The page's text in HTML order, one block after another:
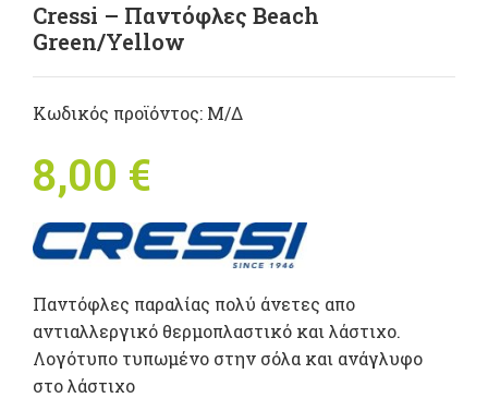
Cressi – Παντόφλες Beach
Green/Yellow
Κωδικός προϊόντος: Μ/Δ
8,00 €
Παντόφλες παραλίας πολύ άνετες απο
αντιαλλεργικό θερμοπλαστικό και λάστιχο.
Λογότυπο τυπωμένο στην σόλα και ανάγλυφο
στο λάστιχο